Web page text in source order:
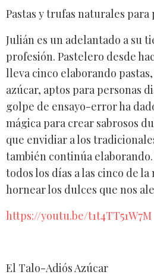
Pastas y trufas naturales para
Julián es un adelantado a su
profesión. Pastelero desde
lleva cinco elaborando
azúcar, aptos para personas
golpe de ensayo-error ha
mágica para crear sabrosos
que envidiar a los
también continúa
todos los días a las cinco de la
hornear los dulces que nos
https://youtu.be/t1t4TT51W7M
El Talo-Adiós Azúcar